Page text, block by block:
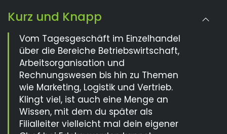
Kurz und Knapp
Vom Tagesgeschäft im Einzelhandel
über die Bereiche Betriebswirtschaft,
Arbeitsorganisation und
Rechnungswesen bis hin zu Themen
wie Marketing, Logistik und Vertrieb.
Klingt viel, ist auch eine Menge an
Wissen, mit dem du später als
Filialleiter vielleicht mal dein eigener